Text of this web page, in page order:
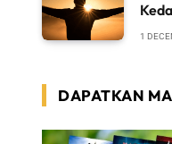
1
DAPATKAN